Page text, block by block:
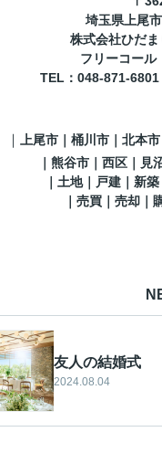
埼玉県上尾
株式会社ひだ
フリーコー
TEL ：048-871-
｜ 上尾市｜桶川市｜北本
熊谷市 ｜西区｜見
｜土地｜戸建｜新
｜売買｜売却｜
友人の結婚式
2024.08.04